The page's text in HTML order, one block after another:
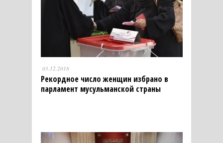
03.12.2018
Рекордное число женщин избрано в
парламент мусульманской страны